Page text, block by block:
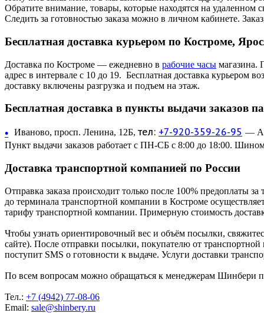
Обратите внимание, товары, которые находятся на удаленном
Следить за готовностью заказа можно в личном кабинете.
Бесплатная доставка курьером по Костроме,
Доставка по Костроме — ежедневно в рабочие часы магазина.
адрес в интервале с 10 до 19. Бесплатная доставка курьером
доставку включены разгрузка и подъем на этаж.
Бесплатная доставка в пункты выдачи заказов
• Иваново, просп. Ленина, 12Б, тел: +7-920-359-26-95 —
Пункт выдачи заказов работает с ПН-СБ с 8:00 до 18:00.
Доставка транспортной компанией по России
Отправка заказа происходит только после 100% предоплаты
до терминала транспортной компании в Костроме
тарифу транспортной компании. Примерную стоимость
Чтобы узнать ориентировочный вес и объём посылки,
сайте). После отправки посылки, покупателю от
поступит SMS о готовности к выдаче. Услуги доставки
По всем вопросам можно обращаться к менеджерам Шинбери
Тел.: +7 (4942) 77-08-06
Email: sale@shinbery.ru